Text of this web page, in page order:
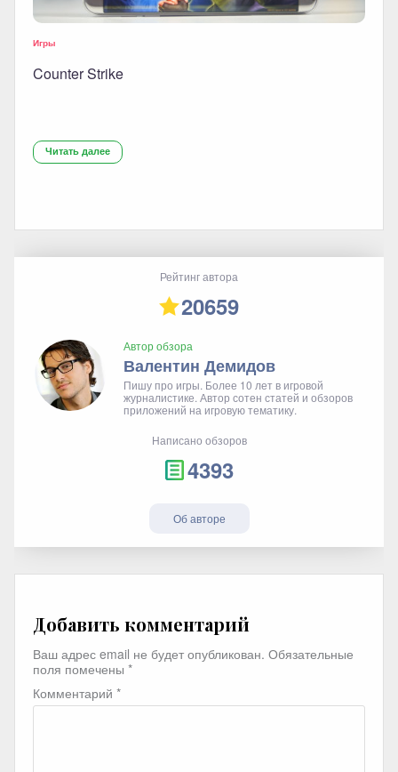
Игры
Counter Strike
Читать далее
Рейтинг автора
20659
Автор обзора
Валентин Демидов
Пишу про игры. Более 10 лет в игровой
журналистике. Автор сотен статей и обзоров
приложений на игровую тематику.
Написано обзоров
4393
Об авторе
Добавить комментарий
Ваш адрес email не будет опубликован. Обязательные
поля помечены *
Комментарий *